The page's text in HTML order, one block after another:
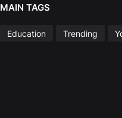
MAIN TAGS
Education Trending